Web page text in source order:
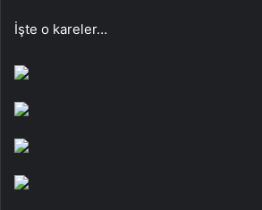
İşte o kareler…